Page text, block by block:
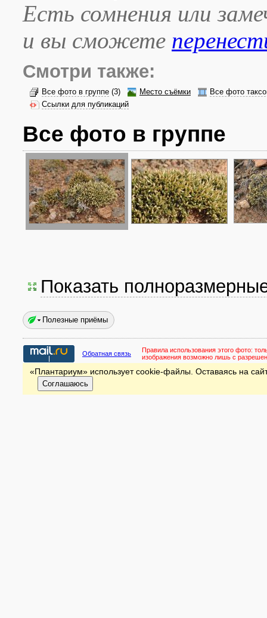
Есть сомнения или
и вы сможете
Смотри также:
Все фото в группе (3) Место съёмки
Все фото
Ссылки для публикаций
Все фото в группе
Показать
Полезные приёмы
Обратная связь Правила использования этого фото:
изображения возможно лишь с
«Плантариум» использует cookie-файлы. Оставаясь на
Соглашаюсь